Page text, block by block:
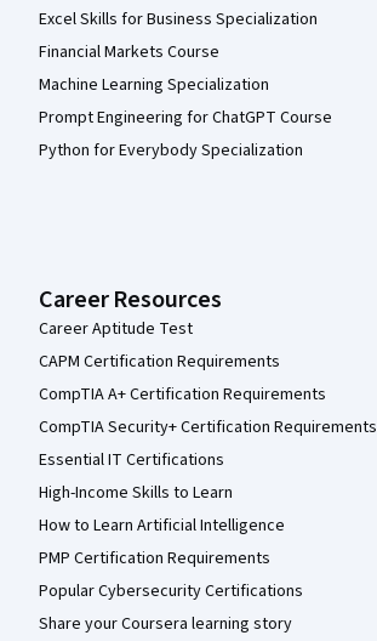
Excel Skills for Business Specialization
Financial Markets Course
Machine Learning Specialization
Prompt Engineering for ChatGPT Course
Python for Everybody Specialization
Career Resources
Career Aptitude Test
CAPM Certification Requirements
CompTIA A+ Certification Requirements
CompTIA Security+ Certification Requirements
Essential IT Certifications
High-Income Skills to Learn
How to Learn Artificial Intelligence
PMP Certification Requirements
Popular Cybersecurity Certifications
Share your Coursera learning story